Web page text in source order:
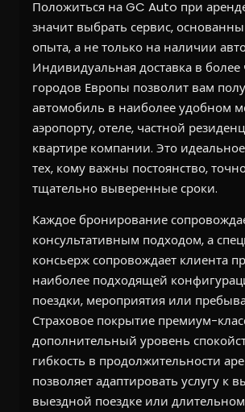
Положиться на GC Auto при
значит выбрать сервис,
опыта, а не только на наличии
Индивидуальная доставка в более
городов Европы позволит вам
автомобиль в наиболее удобном
аэропорту, отеле, частной
квартире компании. Это
тех, кому важны постоянство,
тщательно выверенные сроки.
Каждое бронирование
консультативным подходом, а
консьерж сопровождает клиента
наиболее подходящей
поездки, мероприятия или
Страховое покрытие премиум-
дополнительный уровень
гибкость в продолжительности
позволяет адаптировать услугу к
выездной поездке или